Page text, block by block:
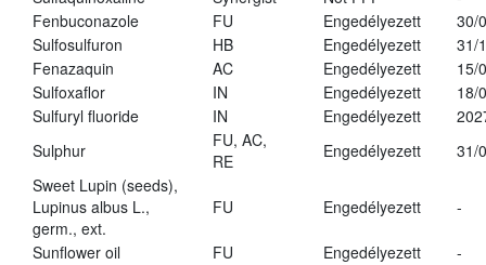
Fenbuconazole
FU Engedélyezett
30/
Sulfosulfuron
HB Engedélyezett
31/
Fenazaquin
AC Engedélyezett
15/
Sulfoxaflor
IN Engedélyezett
18/
Sulfuryl fluoride
IN Engedélyezett
Sulphur
FU, AC,
RE
Engedélyezett
31/
Sweet Lupin (seeds),
Lupinus albus L.,
germ., ext.
FU Engedélyezett -
Sunflower oil FU Engedélyezett
-